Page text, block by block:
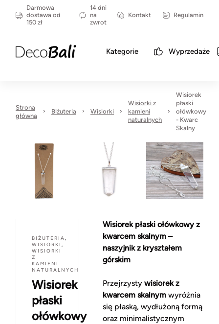
Darmowa
dostawa od
150 zł
14 dni
na
zwrot
Kontakt Regulamin
Kategorie Wyprzedaże
Strona
główna
Biżuteria Wisiorki
Wisiorki z
kamieni
naturalnych
Wisiorek
płaski
ołówkowy
- Kwarc
Skalny
BIŻUTERIA,
WISIORKI ,
WISIORKI
Z
KAMIENI
NATURALNYCH
Wisiorek
płaski
ołówkowy
Wisiorek płaski ołówkowy z
kwarcem skalnym –
naszyjnik z kryształem
górskim
Przejrzysty wisiorek z
kwarcem skalnymwyróżnia
się płaską, wydłużoną formą
oraz minimalistycznym